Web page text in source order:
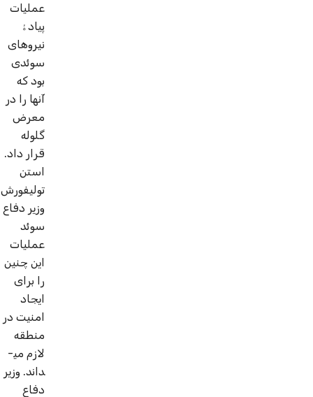
عملیات
پیادۀ
نیروهای
سوئدی
بود که
آنها را در
معرض
گلوله
قرار داد.
استن
تولی­فورش
وزیر دفاع
سوئد
عملیات
این چنین
را برای
ایجاد
امنیت در
منطقه
لازم می­
داند. وزیر
دفاع